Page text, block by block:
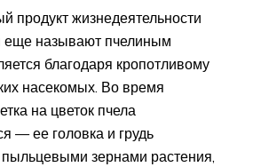
продукт жизнедеятельности
еще называют пчелиным
благодаря кропотливому
насекомых. Во время
на цветок пчела
— ее головка и грудь
зернами растения,